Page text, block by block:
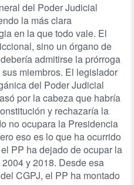
del Poder Judicial
la más clara
en la que todo vale. El
sino un órgano de
admitirse la prórroga
miembros. El legislador
del Poder Judicial
por la cabeza que habría
y rechazaría la
no ocupara la Presidencia
eso es lo que ha ocurrido
PP ha dejado de ocupar la
y 2018. Desde esa
CGPJ, el PP ha montado